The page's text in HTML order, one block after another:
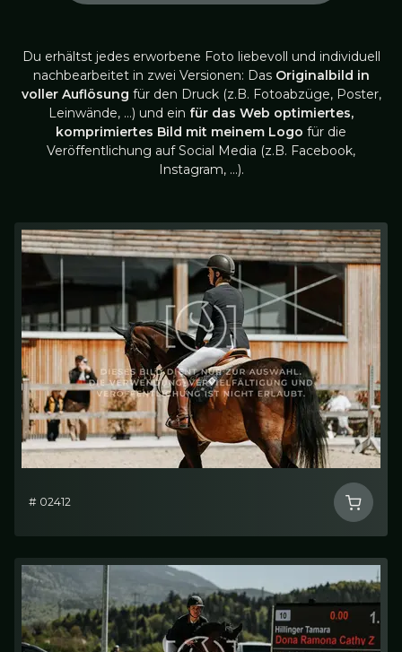
Du erhältst jedes erworbene Foto liebevoll und individuell
nachbearbeitet in zwei Versionen: Das Originalbild in
voller Auflösung für den Druck (z.B. Fotoabzüge, Poster,
Leinwände, …) und ein für das Web optimiertes,
komprimiertes Bild mit meinem Logo für die
Veröffentlichung auf Social Media (z.B. Facebook,
Instagram, …).
# 02412